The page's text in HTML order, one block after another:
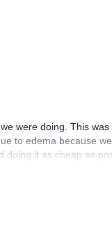
I will definitely
were doing. This
to edema because
it as cheap as
safety of the clients.